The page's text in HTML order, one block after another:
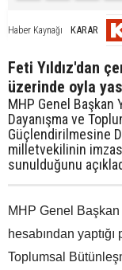
Haber Kaynağı KARAR
Feti Yıldız'dan
üzerinde oyla
MHP Genel Başkan
Dayanışma ve
Güçlendirilmesine
milletvekilinin
sunulduğunu
MHP Genel Başkan
hesabından
Toplumsal